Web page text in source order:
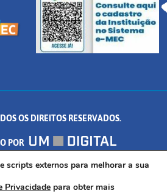
ferramentas
OS DIREITOS RESERVADOS.
POR
328 - PALMEIRAS, FORMIGA/MG - CEP:
35.574.530
scripts externos para melhorar a sua
Privacidade para obter mais